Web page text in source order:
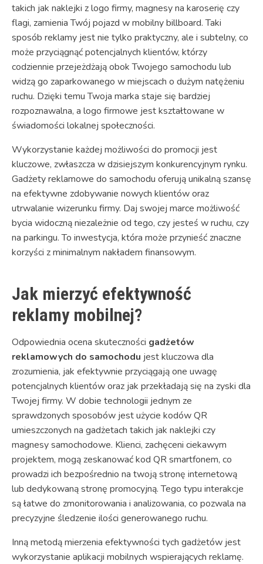
takich jak naklejki z logo firmy, magnesy na karoserię czy
flagi, zamienia Twój pojazd w mobilny billboard. Taki
sposób reklamy jest nie tylko praktyczny, ale i subtelny, co
może przyciągnąć potencjalnych klientów, którzy
codziennie przejeżdżają obok Twojego samochodu lub
widzą go zaparkowanego w miejscach o dużym natężeniu
ruchu. Dzięki temu Twoja marka staje się bardziej
rozpoznawalna, a logo firmowe jest kształtowane w
świadomości lokalnej społeczności.
Wykorzystanie każdej możliwości do promocji jest
kluczowe, zwłaszcza w dzisiejszym konkurencyjnym rynku.
Gadżety reklamowe do samochodu oferują unikalną szansę
na efektywne zdobywanie nowych klientów oraz
utrwalanie wizerunku firmy. Daj swojej marce możliwość
bycia widoczną niezależnie od tego, czy jesteś w ruchu, czy
na parkingu. To inwestycja, która może przynieść znaczne
korzyści z minimalnym nakładem finansowym.
Jak mierzyć efektywność
reklamy mobilnej?
Odpowiednia ocena skuteczności gadżetów
reklamowych do samochodu jest kluczowa dla
zrozumienia, jak efektywnie przyciągają one uwagę
potencjalnych klientów oraz jak przekładają się na zyski dla
Twojej firmy. W dobie technologii jednym ze
sprawdzonych sposobów jest użycie kodów QR
umieszczonych na gadżetach takich jak naklejki czy
magnesy samochodowe. Klienci, zachęceni ciekawym
projektem, mogą zeskanować kod QR smartfonem, co
prowadzi ich bezpośrednio na twoją stronę internetową
lub dedykowaną stronę promocyjną. Tego typu interakcje
są łatwe do zmonitorowania i analizowania, co pozwala na
precyzyjne śledzenie ilości generowanego ruchu.
Inną metodą mierzenia efektywności tych gadżetów jest
wykorzystanie aplikacji mobilnych wspierających reklamę.